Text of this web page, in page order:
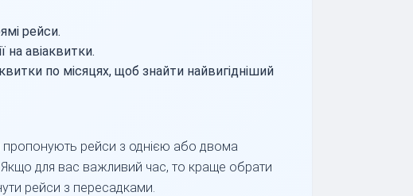
рейси.
на авіаквитки.
по місяцях, щоб знайти найвигідніший
рейси з однією або двома
для вас важливий час, то краще обрати
рейси з пересадками.